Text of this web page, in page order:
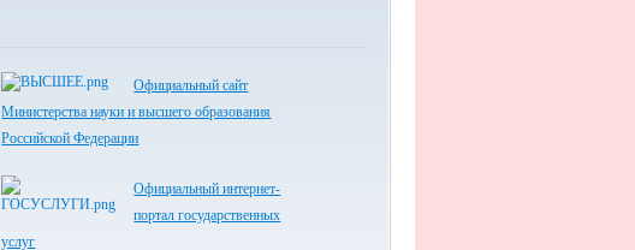
Официальный сайт
Министерства науки и высшего образования
Российской Федерации
Официальный интернет-
портал государственных
услуг